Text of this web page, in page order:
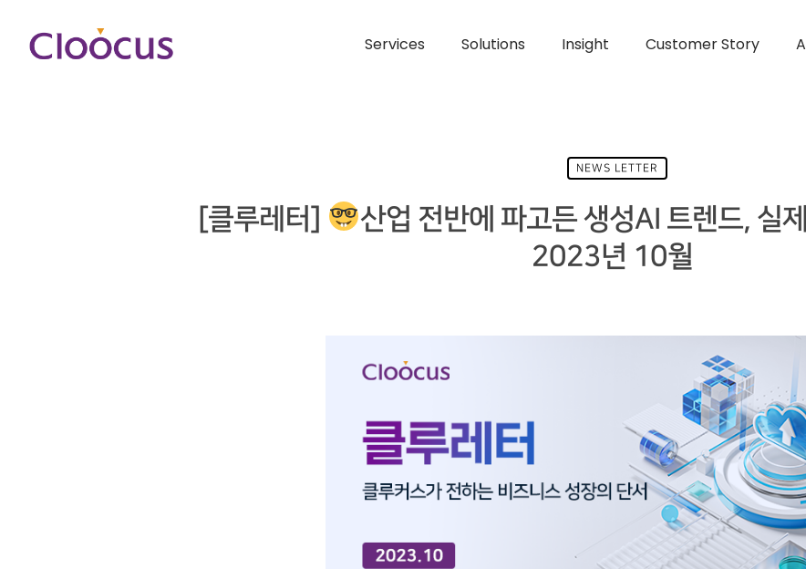
Services Solutions Insight Customer Story
NEWS LETTER
[클루레터]
산업 전반에 파고든 생성AI 트렌드, 실
2023년 10월